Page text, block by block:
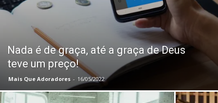
Nada é de graça, até a graça de Deus
teve um preço!
Mais Que Adoradores - 16/05/2022